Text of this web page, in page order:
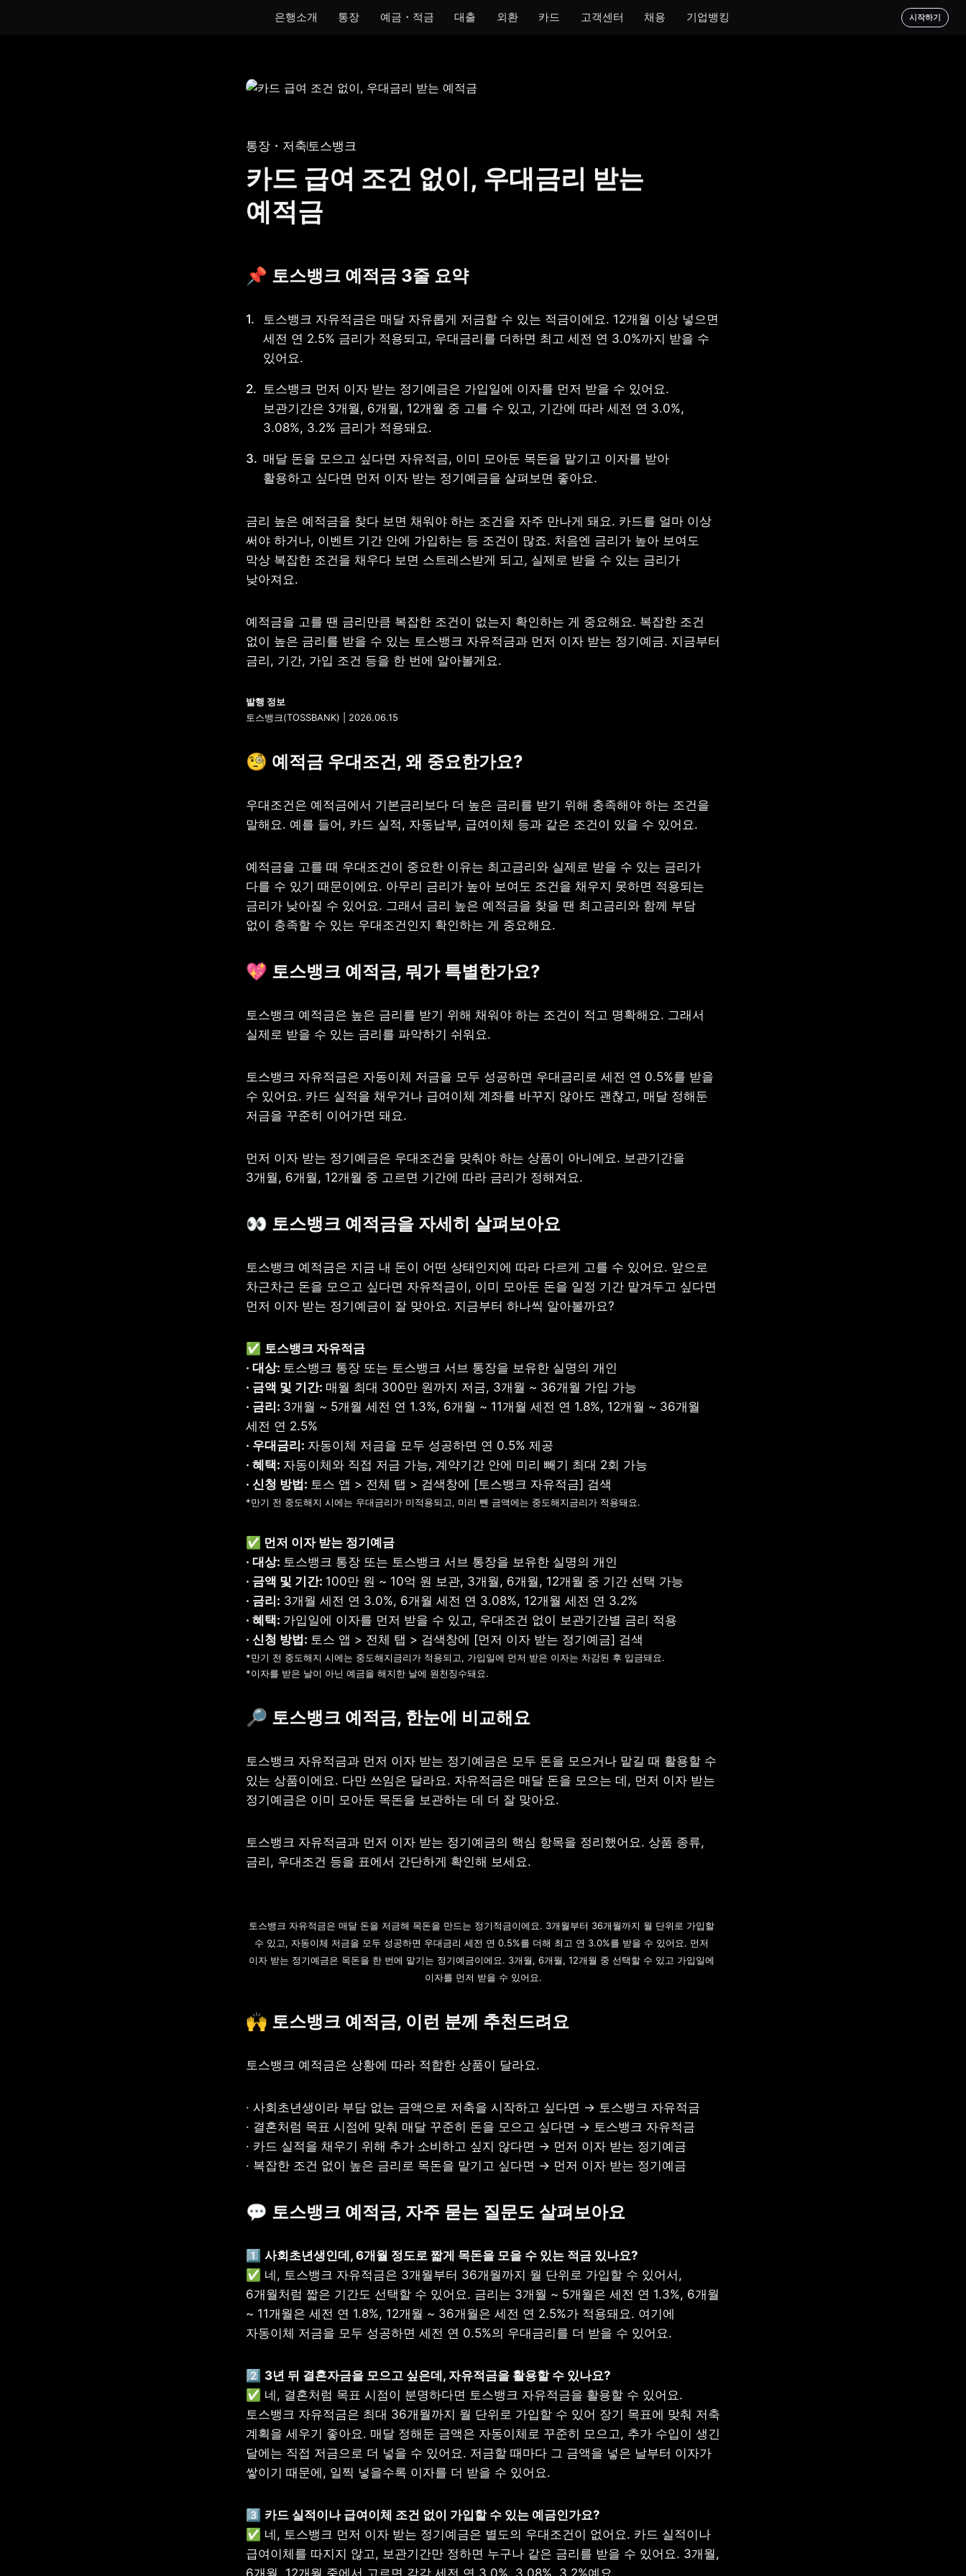
은행소개 통장 예금・적금 대출 외환 카드 고객센터 채용 기업뱅킹 시작하기
토스뱅크 통장
게임 저금통
생계비보호 통장
모임 통장아이 통장
통장・저축 토스뱅크
카드 급여 조건 없이, 우대금리 받는
예적금
📌 토스뱅크 예적금 3줄 요약
토스뱅크 자유적금은 매달 자유롭게 저금할 수 있는 적금이에요. 12개월 이상 넣으면
세전 연 2.5% 금리가 적용되고, 우대금리를 더하면 최고 세전 연 3.0%까지 받을 수
있어요.
토스뱅크 먼저 이자 받는 정기예금은 가입일에 이자를 먼저 받을 수 있어요.
보관기간은 3개월, 6개월, 12개월 중 고를 수 있고, 기간에 따라 세전 연 3.0%,
3.08%, 3.2% 금리가 적용돼요.
매달 돈을 모으고 싶다면 자유적금, 이미 모아둔 목돈을 맡기고 이자를 받아
활용하고 싶다면 먼저 이자 받는 정기예금을 살펴보면 좋아요.
금리 높은 예적금을 찾다 보면 채워야 하는 조건을 자주 만나게 돼요. 카드를 얼마 이상
써야 하거나, 이벤트 기간 안에 가입하는 등 조건이 많죠. 처음엔 금리가 높아 보여도
막상 복잡한 조건을 채우다 보면 스트레스받게 되고, 실제로 받을 수 있는 금리가
낮아져요.
예적금을 고를 땐 금리만큼 복잡한 조건이 없는지 확인하는 게 중요해요. 복잡한 조건
없이 높은 금리를 받을 수 있는 토스뱅크 자유적금과 먼저 이자 받는 정기예금. 지금부터
금리, 기간, 가입 조건 등을 한 번에 알아볼게요.
토스뱅크(TOSSBANK) | 2026.06.15
🧐 예적금 우대조건, 왜 중요한가요?
우대조건은 예적금에서 기본금리보다 더 높은 금리를 받기 위해 충족해야 하는 조건을
말해요. 예를 들어, 카드 실적, 자동납부, 급여이체 등과 같은 조건이 있을 수 있어요.
예적금을 고를 때 우대조건이 중요한 이유는 최고금리와 실제로 받을 수 있는 금리가
다를 수 있기 때문이에요. 아무리 금리가 높아 보여도 조건을 채우지 못하면 적용되는
금리가 낮아질 수 있어요. 그래서 금리 높은 예적금을 찾을 땐 최고금리와 함께 부담
없이 충족할 수 있는 우대조건인지 확인하는 게 중요해요.
💖 토스뱅크 예적금, 뭐가 특별한가요?
토스뱅크 예적금은 높은 금리를 받기 위해 채워야 하는 조건이 적고 명확해요. 그래서
실제로 받을 수 있는 금리를 파악하기 쉬워요.
토스뱅크 자유적금은 자동이체 저금을 모두 성공하면 우대금리로 세전 연 0.5%를 받을
수 있어요. 카드 실적을 채우거나 급여이체 계좌를 바꾸지 않아도 괜찮고, 매달 정해둔
저금을 꾸준히 이어가면 돼요.
먼저 이자 받는 정기예금은 우대조건을 맞춰야 하는 상품이 아니에요. 보관기간을
3개월, 6개월, 12개월 중 고르면 기간에 따라 금리가 정해져요.
👀 토스뱅크 예적금을 자세히 살펴보아요
토스뱅크 예적금은 지금 내 돈이 어떤 상태인지에 따라 다르게 고를 수 있어요. 앞으로
차근차근 돈을 모으고 싶다면 자유적금이, 이미 모아둔 돈을 일정 기간 맡겨두고 싶다면
먼저 이자 받는 정기예금이 잘 맞아요. 지금부터 하나씩 알아볼까요?
✅️ 토스뱅크 자유적금
· 대상:
· 금액 및 기간:
· 금리: 3개월 ~ 5개월 세전 연 1.3%, 6개월 ~ 11개월 세전 연 1.8%, 12개월 ~ 36개월
· 우대금리:
· 혜택:
· 신청 방법:
*만기 전 중도해지 시에는 우대금리가 미적용되고, 미리 뺀 금액에는 중도해지금리가 적용돼요.
✅️ 먼저 이자 받는 정기예금
· 대상:
· 금액 및 기간:
· 금리:
· 혜택:
· 신청 방법:
*만기 전 중도해지 시에는 중도해지금리가 적용되고, 가입일에 먼저 받은 이자는 차감된 후 입금돼요.
*이자를 받은 날이 아닌 예금을 해지한 날에 원천징수돼요.
🔎 토스뱅크 예적금, 한눈에 비교해요
토스뱅크 자유적금과 먼저 이자 받는 정기예금은 모두 돈을 모으거나 맡길 때 활용할 수
있는 상품이에요. 다만 쓰임은 달라요. 자유적금은 매달 돈을 모으는 데, 먼저 이자 받는
정기예금은 이미 모아둔 목돈을 보관하는 데 더 잘 맞아요.
토스뱅크 자유적금과 먼저 이자 받는 정기예금의 핵심 항목을 정리했어요. 상품 종류,
금리, 우대조건 등을 표에서 간단하게 확인해 보세요.
토스뱅크 자유적금은 매달 돈을 저금해 목돈을 만드는 정기적금이에요. 3개월부터 36개월까지 월 단위로 가입할
수 있고, 자동이체 저금을 모두 성공하면 우대금리 세전 연 0.5%를 더해 최고 연 3.0%를 받을 수 있어요. 먼저
이자 받는 정기예금은 목돈을 한 번에 맡기는 정기예금이에요. 3개월, 6개월, 12개월 중 선택할 수 있고 가입일에
이자를 먼저 받을 수 있어요.
🙌 토스뱅크 예적금, 이런 분께 추천드려요
토스뱅크 예적금은 상황에 따라 적합한 상품이 달라요.
· 사회초년생이라 부담 없는 금액으로 저축을 시작하고 싶다면 → 토스뱅크 자유적금
· 결혼처럼 목표 시점에 맞춰 매달 꾸준히 돈을 모으고 싶다면 → 토스뱅크 자유적금
· 카드 실적을 채우기 위해 추가 소비하고 싶지 않다면 → 먼저 이자 받는 정기예금
· 복잡한 조건 없이 높은 금리로 목돈을 맡기고 싶다면 → 먼저 이자 받는 정기예금
💬 토스뱅크 예적금, 자주 묻는 질문도 살펴보아요
1️⃣
✅ 네, 토스뱅크 자유적금은 3개월부터 36개월까지 월 단위로 가입할 수 있어서,
6개월처럼 짧은 기간도 선택할 수 있어요. 금리는 3개월 ~ 5개월은 세전 연 1.3%, 6개월
~ 11개월은 세전 연 1.8%, 12개월 ~ 36개월은 세전 연 2.5%가 적용돼요. 여기에
자동이체 저금을 모두 성공하면 세전 연 0.5%의 우대금리를 더 받을 수 있어요.
2️⃣
✅ 네, 결혼처럼 목표 시점이 분명하다면 토스뱅크 자유적금을 활용할 수 있어요.
토스뱅크 자유적금은 최대 36개월까지 월 단위로 가입할 수 있어 장기 목표에 맞춰 저축
계획을 세우기 좋아요. 매달 정해둔 금액은 자동이체로 꾸준히 모으고, 추가 수입이 생긴
달에는 직접 저금으로 더 넣을 수 있어요. 저금할 때마다 그 금액을 넣은 날부터 이자가
쌓이기 때문에, 일찍 넣을수록 이자를 더 받을 수 있어요.
3️⃣
✅ 네, 토스뱅크 먼저 이자 받는 정기예금은 별도의 우대조건이 없어요. 카드 실적이나
급여이체를 따지지 않고, 보관기간만 정하면 누구나 같은 금리를 받을 수 있어요. 3개월,
6개월, 12개월 중에서 고르면 각각 세전 연 3.0%, 3.08%, 3.2%예요.